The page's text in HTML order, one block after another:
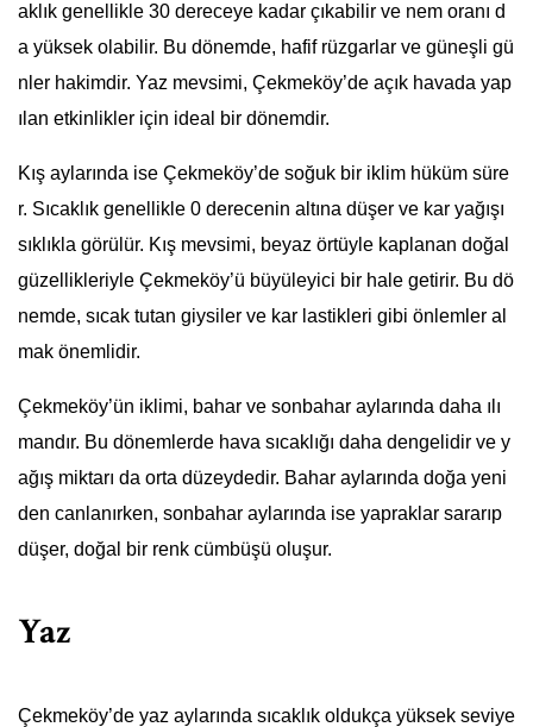
aklık genellikle 30 dereceye kadar çıkabilir ve nem oranı d
a yüksek olabilir. Bu dönemde, hafif rüzgarlar ve güneşli gü
nler hakimdir. Yaz mevsimi, Çekmeköy’de açık havada yap
ılan etkinlikler için ideal bir dönemdir.
Kış aylarında ise Çekmeköy’de soğuk bir iklim hüküm süre
r. Sıcaklık genellikle 0 derecenin altına düşer ve kar yağışı
sıklıkla görülür. Kış mevsimi, beyaz örtüyle kaplanan doğal
güzellikleriyle Çekmeköy’ü büyüleyici bir hale getirir. Bu dö
nemde, sıcak tutan giysiler ve kar lastikleri gibi önlemler al
mak önemlidir.
Çekmeköy’ün iklimi, bahar ve sonbahar aylarında daha ılı
mandır. Bu dönemlerde hava sıcaklığı daha dengelidir ve y
ağış miktarı da orta düzeydedir. Bahar aylarında doğa yeni
den canlanırken, sonbahar aylarında ise yapraklar sararıp
düşer, doğal bir renk cümbüşü oluşur.
Yaz
Çekmeköy’de yaz aylarında sıcaklık oldukça yüksek seviye